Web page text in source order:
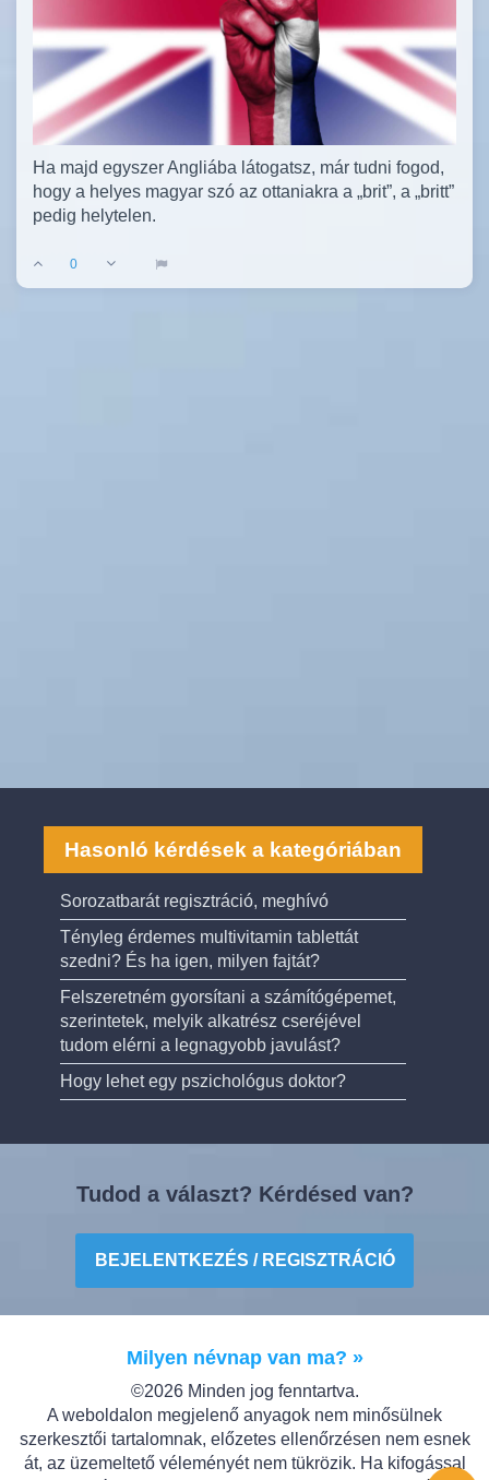
Ha majd egyszer Angliába látogatsz, már tudni fogod,
hogy a helyes magyar szó az ottaniakra a „brit”, a „britt”
pedig helytelen.
0
Hasonló kérdések a kategóriában
Sorozatbarát regisztráció, meghívó
Tényleg érdemes multivitamin tablettát
szedni? És ha igen, milyen fajtát?
Felszeretném gyorsítani a számítógépemet,
szerintetek, melyik alkatrész cseréjével
tudom elérni a legnagyobb javulást?
Hogy lehet egy pszichológus doktor?
Tudod a választ? Kérdésed van?
BEJELENTKEZÉS / REGISZTRÁCIÓ
Milyen névnap van ma? »
©2026 Minden jog fenntartva.
A weboldalon megjelenő anyagok nem minősülnek
szerkesztői tartalomnak, előzetes ellenőrzésen nem esnek
át, az üzemeltető véleményét nem tükrözik. Ha kifogással